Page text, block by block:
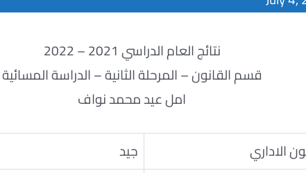
نتائج العام الدراسي 2021 – 2022
قسم القانون – المرحلة الثانية – الدراسة المسائية
امل عيد محمد نواف
الاداري
جيد